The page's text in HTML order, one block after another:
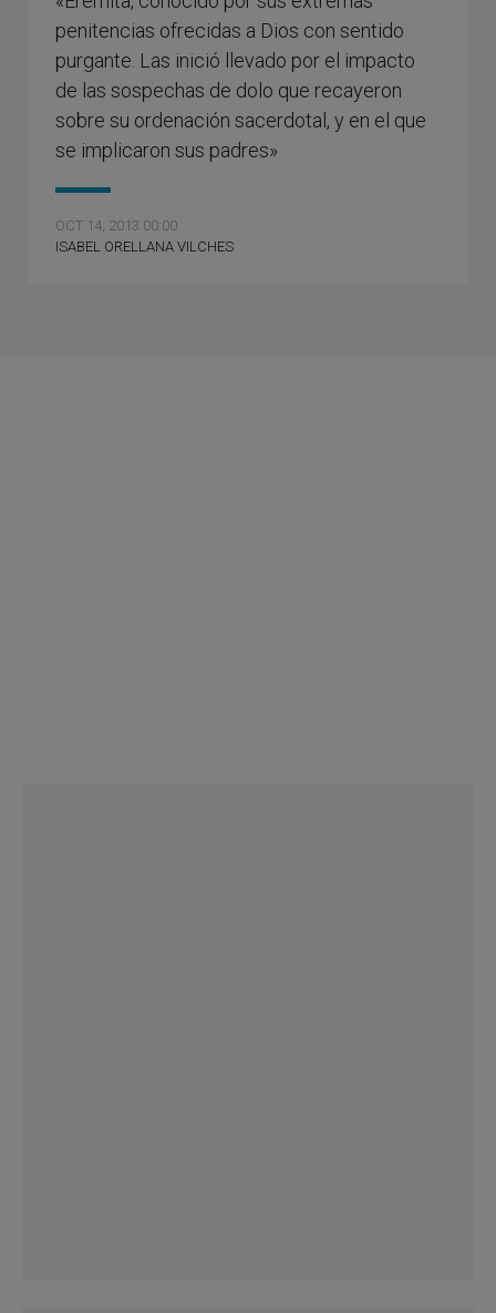
penitencias ofrecidas a Dios con sentido
purgante. Las inició llevado por el impacto
de las sospechas de dolo que recayeron
sobre su ordenación sacerdotal, y en el que
se implicaron sus padres»
OCT 14, 2013 00:00
ISABEL ORELLANA VILCHES